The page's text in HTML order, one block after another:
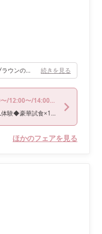
披露宴会場名はTHE MARK ROOMというピンク×ブラウンの大人かわいい披露宴会場です。 披露宴会場を仕切りで区切ることができ、私たちはゲスト数が多かったので、全面使う形にしました。 ただ縦長の形で使ったため、高砂から1番遠い両親や親族テーブルの人のお顔まではよく見えませんでした…。 続きを見る
〜/14:00〜/15:00〜
【PremiumFair】口コミ満足度1位ALL体験◆豪華試食×150万優待
ほかのフェアを見る